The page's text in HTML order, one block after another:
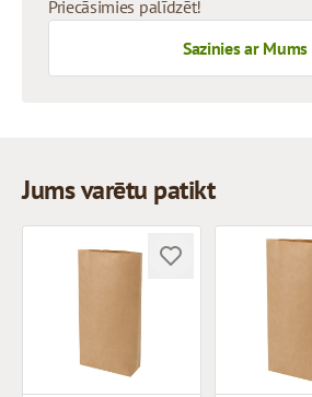
Priecāsimies palīdzēt!
Sazinies ar Mums
Jums varētu patikt